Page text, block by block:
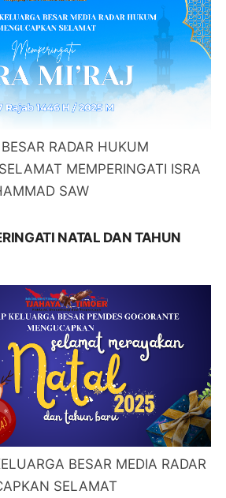
RADAR HUKUM
MEMPERINGATI ISRA
SAW
NATAL DAN TAHUN
BESAR MEDIA RADAR
SELAMAT